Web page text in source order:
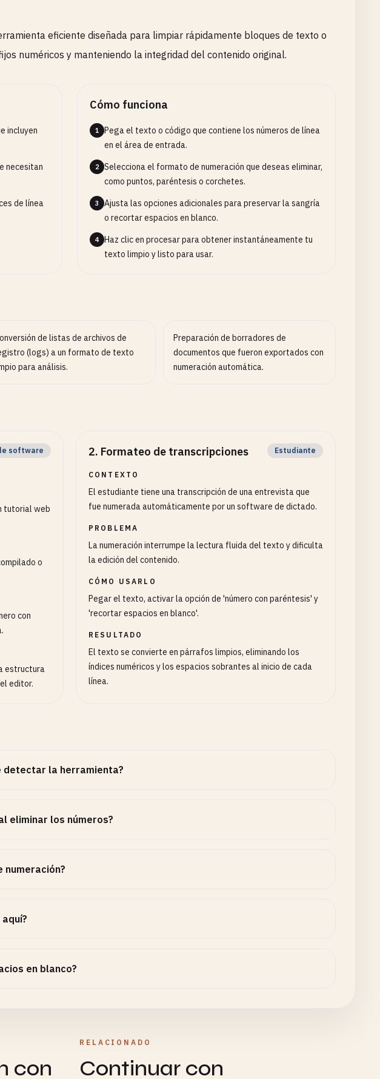
eficiente diseñada para limpiar rápidamente bloques de texto o
numéricos y manteniendo la integridad del contenido original.
incluyen
necesitan
de línea
Cómo funciona
1
Pega el texto o código que contiene los números de línea
en el área de entrada.
2
Selecciona el formato de numeración que deseas eliminar,
como puntos, paréntesis o corchetes.
3
Ajusta las opciones adicionales para preservar la sangría
o recortar espacios en blanco.
4
Haz clic en procesar para obtener instantáneamente tu
texto limpio y listo para usar.
de listas de archivos de
(logs) a un formato de texto
para análisis.
Preparación de borradores de
documentos que fueron exportados con
numeración automática.
software
tutorial web
o
con
estructura
editor.
2. Formateo de transcripciones Estudiante
CONTEXTO
El estudiante tiene una transcripción de una entrevista que
fue numerada automáticamente por un software de dictado.
PROBLEMA
La numeración interrumpe la lectura fluida del texto y dificulta
la edición del contenido.
CÓMO USARLO
Pegar el texto, activar la opción de 'número con paréntesis' y
'recortar espacios en blanco'.
RESULTADO
El texto se convierte en párrafos limpios, eliminando los
índices numéricos y los espacios sobrantes al inicio de cada
línea.
detectar la herramienta?
eliminar los números?
numeración?
en blanco?
con
RELACIONADO
Continuar con